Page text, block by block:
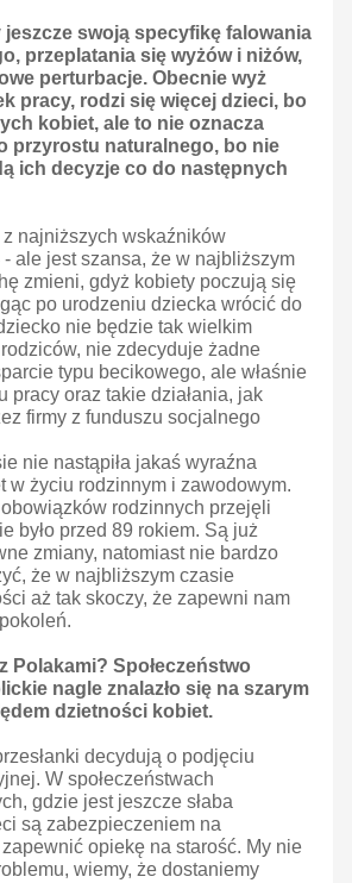
jeszcze swoją specyfikę falowania
przeplatania się wyżów i niżów,
perturbacje. Obecnie wyż
pracy, rodzi się więcej dzieci, bo
kobiet, ale to nie oznacza
przyrostu naturalnego, bo nie
ich decyzje co do następnych
najniższych wskaźników
ale jest szansa, że w najbliższym
zmieni, gdyż kobiety poczują się
po urodzeniu dziecka wrócić do
nie będzie tak wielkim
nie zdecyduje żadne
typu becikowego, ale właśnie
pracy oraz takie działania, jak
firmy z funduszu socjalnego
nie nastąpiła jakaś wyraźna
w życiu rodzinnym i zawodowym.
rodzinnych przejęli
było przed 89 rokiem. Są już
zmiany, natomiast nie bardzo
że w najbliższym czasie
aż tak skoczy, że zapewni nam
Polakami? Społeczeństwo
nagle znalazło się na szarym
dzietności kobiet.
decydują o podjęciu
W społeczeństwach
gdzie jest jeszcze słaba
są zabezpieczeniem na
zapewnić opiekę na starość. My nie
wiemy, że dostaniemy